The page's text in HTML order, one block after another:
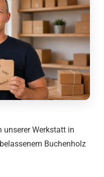
unserer Werkstatt in
Buchenholz